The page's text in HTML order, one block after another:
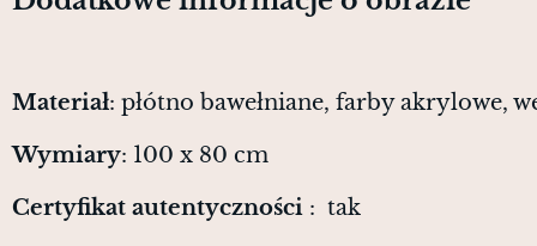
Materiał: płótno bawełniane, farby akrylowe,
Wymiary: 100 x 80 cm
Certyfikat autentyczności : tak